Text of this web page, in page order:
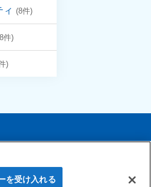
ィ (8件)
件)
)
All Rights Reserved.
を受け入れる